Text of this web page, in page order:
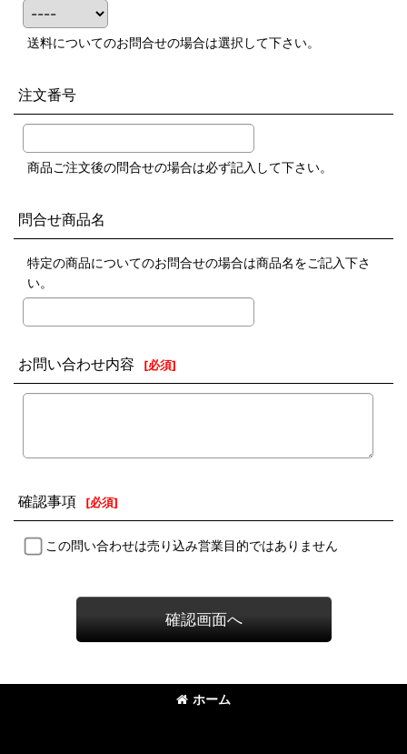
送料についてのお問合せの場合は選択して下さい。
注文番号
商品ご注文後の問合せの場合は必ず記入して下さい。
問合せ商品名
特定の商品についてのお問合せの場合は商品名をご記入下さ
い。
お問い合わせ内容 [必須]
確認事項 [必須]
この問い合わせは売り込み営業目的ではありません
確認画面へ
ホーム